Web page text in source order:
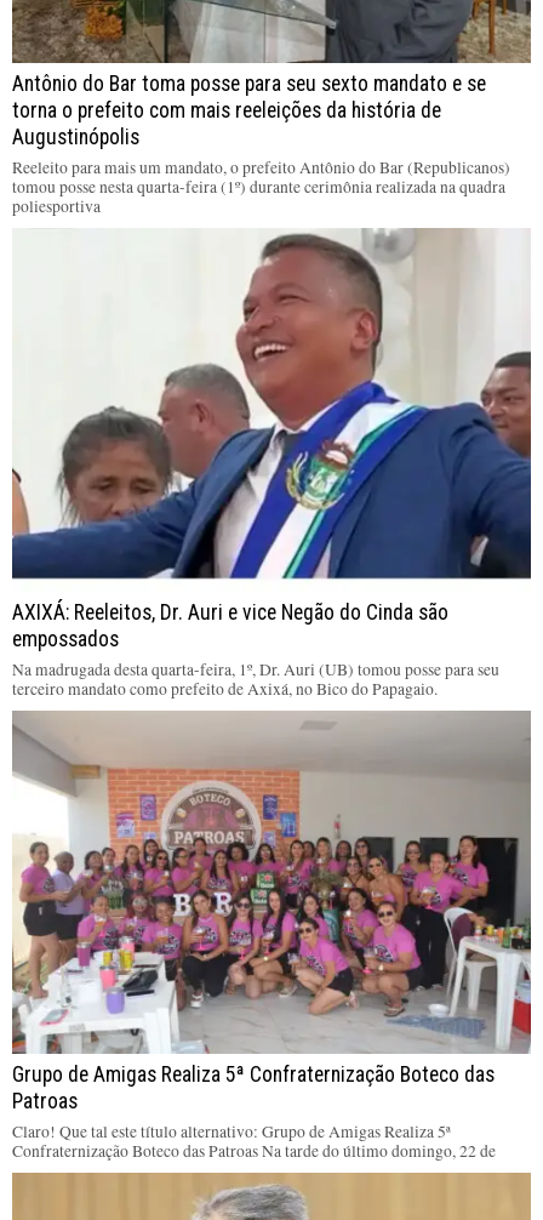
Antônio do Bar toma posse para seu sexto mandato e se
torna o prefeito com mais reeleições da história de
Augustinópolis
Reeleito para mais um mandato, o prefeito Antônio do Bar (Republicanos)
tomou posse nesta quarta-feira (1º) durante cerimônia realizada na quadra
poliesportiva
AXIXÁ: Reeleitos, Dr. Auri e vice Negão do Cinda são
empossados
Na madrugada desta quarta-feira, 1º, Dr. Auri (UB) tomou posse para seu
terceiro mandato como prefeito de Axixá, no Bico do Papagaio.
Grupo de Amigas Realiza 5ª Confraternização Boteco das
Patroas
Claro! Que tal este título alternativo: Grupo de Amigas Realiza 5ª
Confraternização Boteco das Patroas Na tarde do último domingo, 22 de